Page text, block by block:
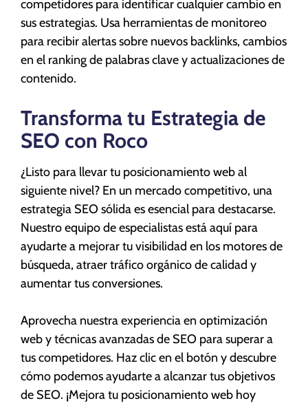
competidores para identificar cualquier cambio en
sus estrategias. Usa herramientas de monitoreo
para recibir alertas sobre nuevos backlinks, cambios
en el ranking de palabras clave y actualizaciones de
contenido.
Transforma tu Estrategia de
SEO con Roco
¿Listo para llevar tu posicionamiento web al
siguiente nivel? En un mercado competitivo, una
estrategia SEO sólida es esencial para destacarse.
Nuestro equipo de especialistas está aquí para
ayudarte a mejorar tu visibilidad en los motores de
búsqueda, atraer tráfico orgánico de calidad y
aumentar tus conversiones.
Aprovecha nuestra experiencia en optimización
web y técnicas avanzadas de SEO para superar a
tus competidores. Haz clic en el botón y descubre
cómo podemos ayudarte a alcanzar tus objetivos
de SEO. ¡Mejora tu posicionamiento web hoy